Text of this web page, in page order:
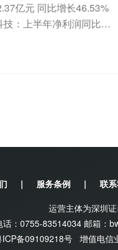
亿元 同比增长46.53%
：上半年净利润同比增
| 服务条例 | 联
运营主体为深圳
：0755-83514034 邮箱：
ICP备09109218号 增值电信